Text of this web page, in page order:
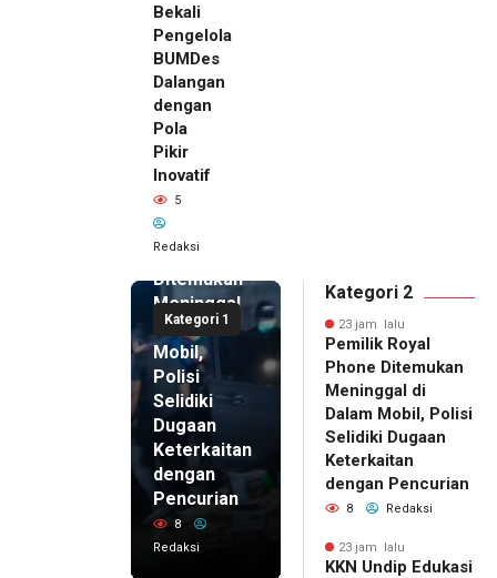
Bekali
Pengelola
BUMDes
Dalangan
dengan
Pola
Pikir
Inovatif
5
Redaksi
Kategori 1
23 jam lalu
Pemilik
Royal
Phone
Ditemukan
Meninggal
di Dalam
Mobil,
Polisi
Selidiki
Dugaan
Keterkaitan
dengan
Pencurian
8
Redaksi
Kategori 2
23 jam lalu
Pemilik Royal
Phone Ditemukan
Meninggal di
Dalam Mobil, Polisi
Selidiki Dugaan
Keterkaitan
dengan Pencurian
8 Redaksi
23 jam lalu
KKN Undip Edukasi